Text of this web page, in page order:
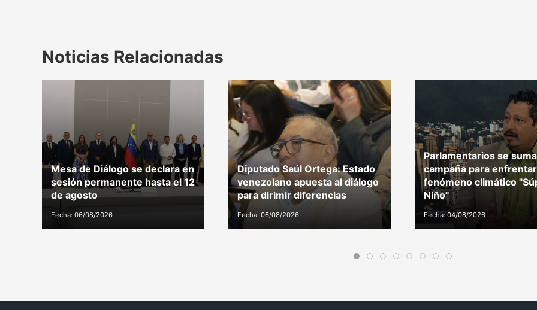
Noticias Relacionadas
Mesa de Diálogo se declara en
sesión permanente hasta el 12
de agosto
Fecha: 06/08/2026
Diputado Saúl Ortega: Estado
venezolano apuesta al diálogo
para dirimir diferencias
Fecha: 06/08/2026
Parlamentarios se
campaña para enfrentar
fenómeno climático
Niño"
Fecha: 04/08/2026